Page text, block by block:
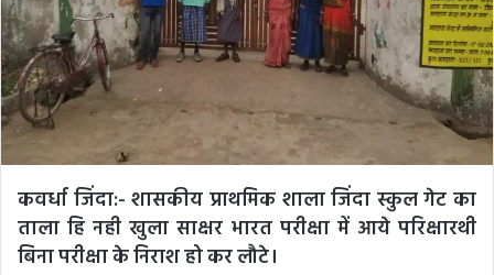
कवर्धा जिंदा:- शासकीय प्राथमिक शाला जिंदा स्कुल गेट का
ताला हि नही खुला साक्षर भारत परीक्षा में आये परिक्षारथी
बिना परीक्षा के निराश हो कर लौटे।